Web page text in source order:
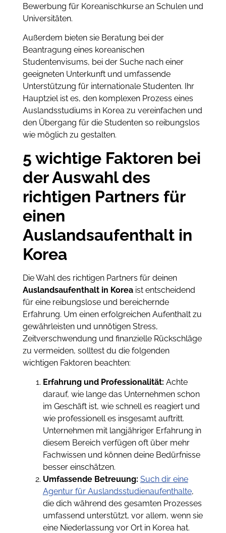
Bewerbung für Koreanischkurse an Schulen und
Universitäten.
Außerdem bieten sie Beratung bei der
Beantragung eines koreanischen
Studentenvisums, bei der Suche nach einer
geeigneten Unterkunft und umfassende
Unterstützung für internationale Studenten. Ihr
Hauptziel ist es, den komplexen Prozess eines
Auslandsstudiums in Korea zu vereinfachen und
den Übergang für die Studenten so reibungslos
wie möglich zu gestalten.
5 wichtige Faktoren bei
der Auswahl des
richtigen Partners für
einen
Auslandsaufenthalt in
Korea
Die Wahl des richtigen Partners für deinen
Auslandsaufenthalt in Koreaist entscheidend
für eine reibungslose und bereichernde
Erfahrung. Um einen erfolgreichen Aufenthalt zu
gewährleisten und unnötigen Stress,
Zeitverschwendung und finanzielle Rückschläge
zu vermeiden, solltest du die folgenden
wichtigen Faktoren beachten:
Erfahrung und Professionalität: Achte
darauf, wie lange das Unternehmen schon
im Geschäft ist, wie schnell es reagiert und
wie professionell es insgesamt auftritt.
Unternehmen mit langjähriger Erfahrung in
diesem Bereich verfügen oft über mehr
Fachwissen und können deine Bedürfnisse
besser einschätzen.
Umfassende Betreuung: Such dir eine
Agentur für Auslandsstudienaufenthalte,
die dich während des gesamten Prozesses
umfassend unterstützt, vor allem, wenn sie
eine Niederlassung vor Ort in Korea hat.